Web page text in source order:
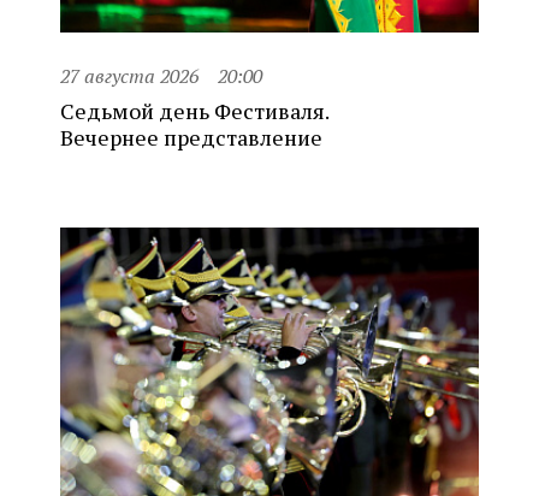
27 августа 2026 20:00
Седьмой день Фестиваля.
Вечернее представление